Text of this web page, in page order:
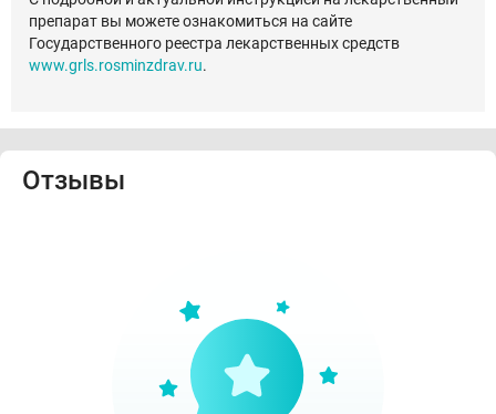
препарат вы можете ознакомиться на сайте
Государственного реестра лекарственных средств
www.grls.rosminzdrav.ru.
Отзывы